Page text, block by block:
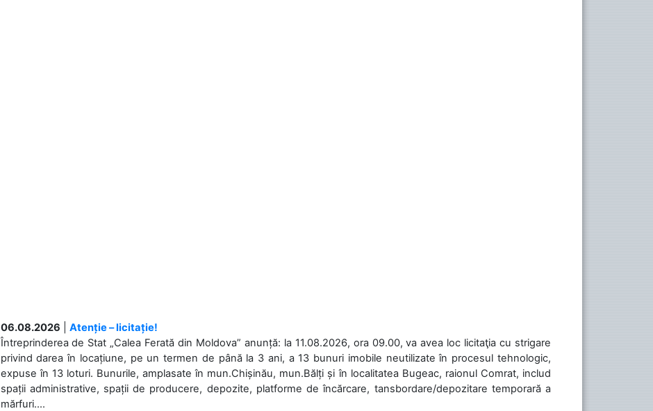
06.08.2026
Atenție – licitație!
Întreprinderea de Stat „Calea Ferată din Moldova” anunță: la 11.08.2026, ora 09.00, va avea loc licitaţia cu strigare
privind darea în locațiune, pe un termen de până la 3 ani, a 13 bunuri imobile neutilizate în procesul tehnologic,
expuse în 13 loturi. Bunurile, amplasate în mun.Chișinău, mun.Bălți și în localitatea Bugeac, raionul Comrat, includ
spații administrative, spații de producere, depozite, platforme de încărcare, tansbordare/depozitare temporară a
mărfuri....